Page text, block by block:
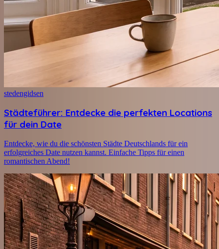
stedengidsen
Städteführer: Entdecke die perfekten Locations
für dein Date
Entdecke, wie du die schönsten Städte Deutschlands für ein
erfolgreiches Date nutzen kannst. Einfache Tipps für einen
romantischen Abend!